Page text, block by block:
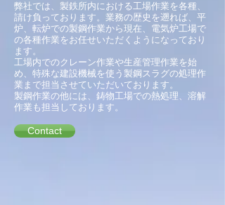
弊社では、製鉄所内における工場作業を各種、
請け負っております。業務の歴史を遡れば、平
炉、転炉での製鋼作業から現在、電気炉工場で
の各種作業をお任せいただくようになっており
ます。
​工場内でのクレーン作業や生産管理作業を始
め、特殊な建設機械を使う製鋼スラグの処理作
業まで担当させていただいております。
​製鋼作業の他には、鋳物工場での熱処理、溶解
作業も担当しております。
Contact